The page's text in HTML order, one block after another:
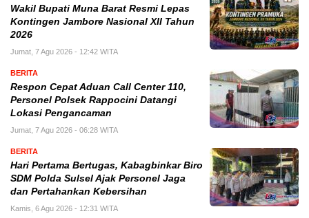
Wakil Bupati Muna Barat Resmi Lepas
Kontingen Jambore Nasional XII Tahun
2026
Jumat, 7 Agu 2026 - 12:42 WITA
BERITA
Respon Cepat Aduan Call Center 110,
Personel Polsek Rappocini Datangi
Lokasi Pengancaman
Jumat, 7 Agu 2026 - 06:28 WITA
BERITA
Hari Pertama Bertugas, Kabagbinkar Biro
SDM Polda Sulsel Ajak Personel Jaga
dan Pertahankan Kebersihan
Kamis, 6 Agu 2026 - 12:31 WITA